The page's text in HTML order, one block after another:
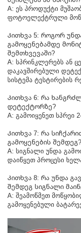
A: ეს პროდუქტი
ფოტოელექტრული
Კითხვა 5: როგორ
გამოყენებამდე
შემთხვევაში?
A: სპრინკლერებს ან
დაკავშირებული
სისტემა ტესტირების
Კითხვა 6: რა
დეტექტორზე?
A: გამოიყენეთ სპრეი
Კითხვა 7: რა
გამოყენების შემდეგ?
A: სიგნალი უნდა
დაიწყეთ პროცესი
Კითხვა 8: რა უნდა
შემდეგ სიგნალი
A: შეამოწმეთ
გამოყენებული